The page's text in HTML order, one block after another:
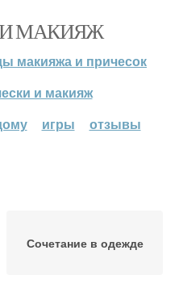
МАКИЯЖ
макияжа и причесок
и макияж
игры отзывы
Сочетание в одежде